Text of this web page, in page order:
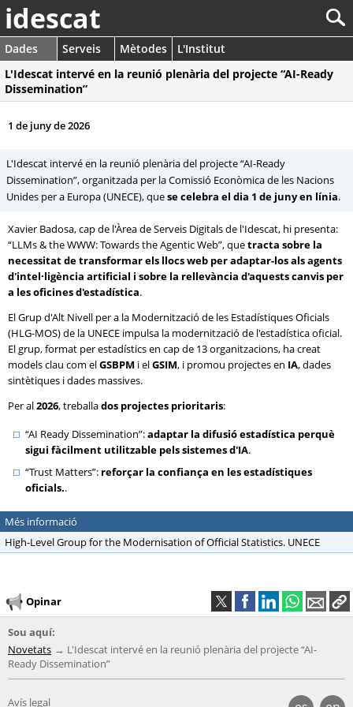
idescat
Dades Serveis Mètodes
L'Institut
L'Idescat intervé en la reunió plenària del projecte “AI-Ready
Dissemination”
1 de juny de 2026
L'Idescat intervé en la reunió plenària del projecte “AI-Ready
Dissemination”, organitzada per la Comissió Econòmica de les Nacions
Unides per a Europa (UNECE), quese celebra el dia 1 de juny en línia.
Xavier Badosa, cap de l'Àrea de Serveis Digitals de l'Idescat, hi presenta:
“LLMs & the WWW: Towards the Agentic Web”, quetracta sobre la
necessitat de transformar els llocs web per adaptar-los als agents
d'intel·ligència artificial i sobre la rellevància d'aquests canvis per
a les oficines d'estadística.
El Grup d'Alt Nivell per a la Modernització de les Estadístiques Oficials
(HLG-MOS) de la UNECE impulsa la modernització de l'estadística oficial.
El grup, format per estadístics en cap de 13 organitzacions, ha creat
models clau com elGSBPM i elGSIM, i promou projectes en IA, dades
sintètiques i dades massives.
Per al2026, treballados projectes prioritaris:
“AI Ready Dissemination”:adaptar la difusió estadística perquè
sigui fàcilment utilitzable pels sistemes d'IA.
“Trust Matters”: reforçar la confiança en les estadístiques
oficials..
Més informació
High-Level Group for the Modernisation of Official Statistics. UNECE
Opinar
Sou aquí:
Novetats
L'Idescat intervé en la reunió plenària del projecte “AI-
Ready Dissemination”
Avís legal